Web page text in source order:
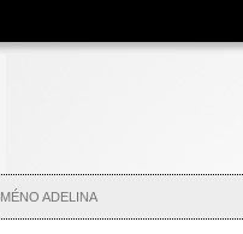
ADELINA